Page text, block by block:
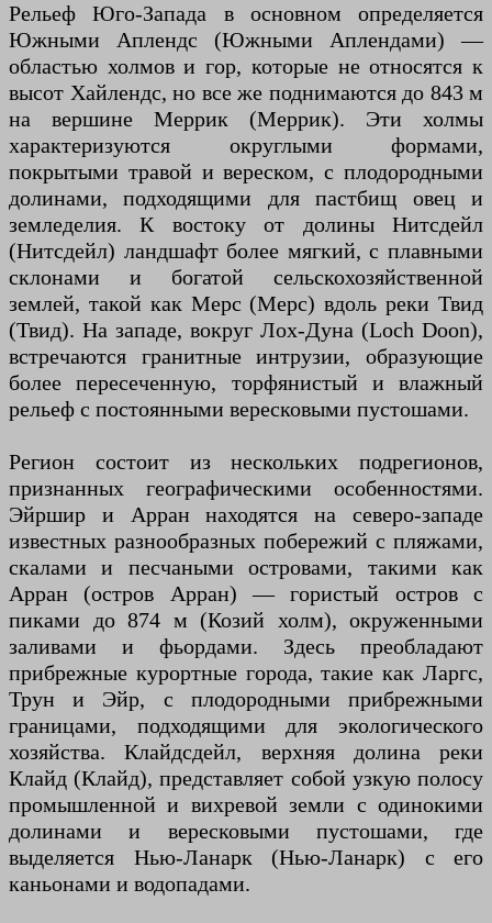
Рельеф Юго-Запада в основном определяется
Южными Аплендс (Южными Аплендами) —
областью холмов и гор, которые не относятся к
высот Хайлендс, но все же поднимаются до 843 м
на вершине Меррик (Меррик). Эти холмы
характеризуются округлыми формами,
покрытыми травой и вереском, с плодородными
долинами, подходящими для пастбищ овец и
земледелия. К востоку от долины Нитсдейл
(Нитсдейл) ландшафт более мягкий, с плавными
склонами и богатой сельскохозяйственной
землей, такой как Мерс (Мерс) вдоль реки Твид
(Твид). На западе, вокруг Лох-Дуна (Loch Doon),
встречаются гранитные интрузии, образующие
более пересеченную, торфянистый и влажный
рельеф с постоянными вересковыми пустошами.
Регион состоит из нескольких подрегионов,
признанных географическими особенностями.
Эйршир и Арран находятся на северо-западе
известных разнообразных побережий с пляжами,
скалами и песчаными островами, такими как
Арран (остров Арран) — гористый остров с
пиками до 874 м (Козий холм), окруженными
заливами и фьордами. Здесь преобладают
прибрежные курортные города, такие как Ларгс,
Трун и Эйр, с плодородными прибрежными
границами, подходящими для экологического
хозяйства. Клайдсдейл, верхняя долина реки
Клайд (Клайд), представляет собой узкую полосу
промышленной и вихревой земли с одинокими
долинами и вересковыми пустошами, где
выделяется Нью-Ланарк (Нью-Ланарк) с его
каньонами и водопадами.